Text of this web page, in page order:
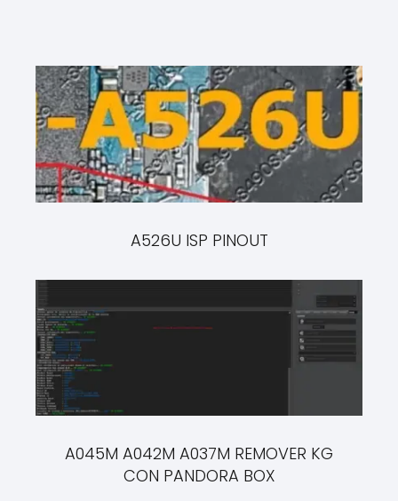
A526U ISP PINOUT
A045M A042M A037M REMOVER KG
CON PANDORA BOX